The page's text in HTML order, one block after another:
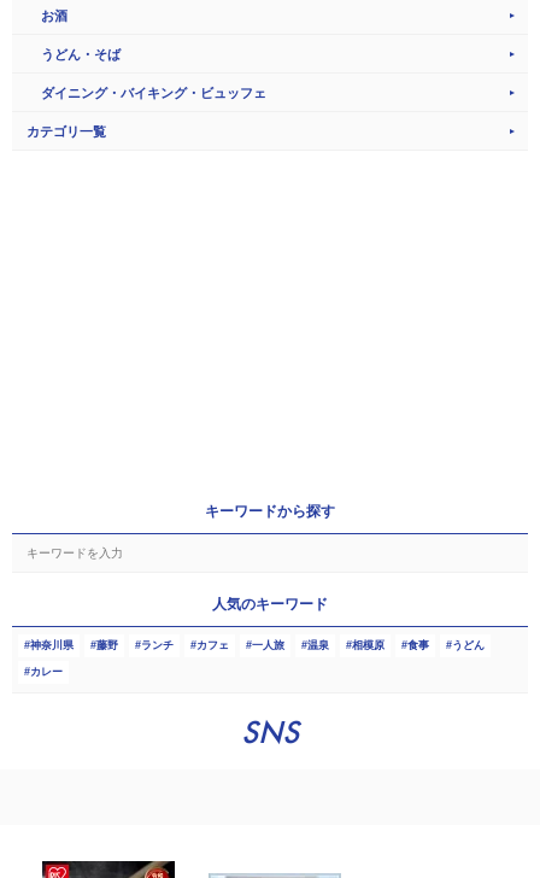
お酒
うどん・そば
ダイニング・バイキング・ビュッフェ
カテゴリ一覧
キーワードから探す
人気のキーワード
神奈川県 藤野 ランチ カフェ 一人旅 温泉 相模原 食事 うどん
カレー
SNS